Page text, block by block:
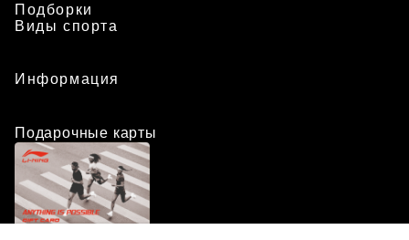
Подборки
Виды спорта
Информация
Подарочные карты